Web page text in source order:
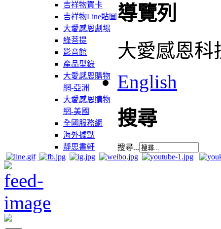
吉祥物賀卡
吉祥物Line貼圖
大愛感恩劇場
綠菩提
影音館
產品型錄
大愛感恩購物
網-亞洲
大愛感恩購物
網-美國
全國服務網
海外據點
靜思書軒
導覽列
大愛感恩科
English
搜尋
搜尋...